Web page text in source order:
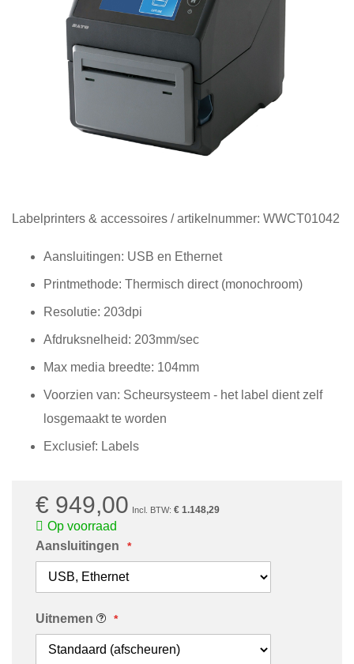
Labelprinters & accessoires / artikelnummer: WWCT01042
Aansluitingen: USB en Ethernet
Printmethode: Thermisch direct (monochroom)
Resolutie: 203dpi
Afdruksnelheid: 203mm/sec
Max media breedte: 104mm
Voorzien van: Scheursysteem - het label dient zelf
losgemaakt te worden
Exclusief: Labels
€ 949,00 € 1.148,29
Op voorraad
Aansluitingen
Uitnemen
Ga
van
gallerij